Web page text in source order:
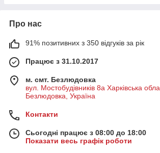
Про нас
91% позитивних з 350 відгуків за рік
Працює з 31.10.2017
м. смт. Безлюдовка
вул. Мостобудівників 8а Харківська
Безлюдовка, Україна
Контакти
Сьогодні працює з 08:00 до 18:00
Показати весь графік роботи